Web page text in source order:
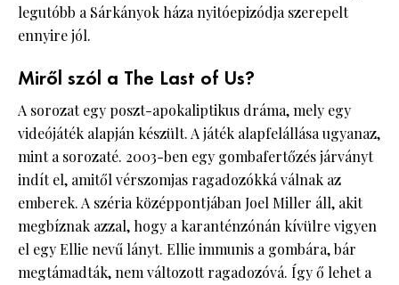
legutóbb a Sárkányok háza nyitóepizódja szerepelt
ennyire jól.
Miről szól a The Last of Us?
A sorozat egy poszt-apokaliptikus dráma, mely egy
videójáték alapján készült. A játék alapfelállása ugyanaz,
mint a sorozaté. 2003-ben egy gombafertőzés járványt
indít el, amitől vérszomjas ragadozókká válnak az
emberek. A széria középpontjában Joel Miller áll, akit
megbíznak azzal, hogy a karanténzónán kívülre vigyen
el egy Ellie nevű lányt. Ellie immunis a gombára, bár
megtámadták, nem változott ragadozóvá. Így ő lehet a